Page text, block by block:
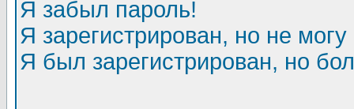
Я забыл пароль!
Я зарегистрирован, но не могу
Я был зарегистрирован, но